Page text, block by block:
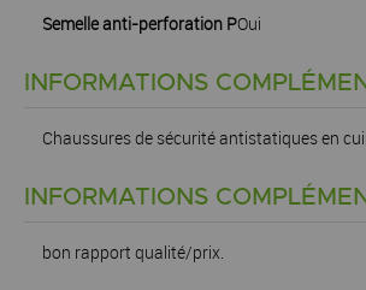
Semelle anti-perforation POui
INFORMATIONS
Chaussures de sécurité antistatiques en
INFORMATIONS
bon rapport qualité/prix.